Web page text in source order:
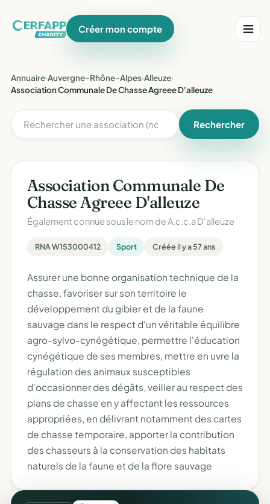
Créer mon compte
Annuaire›Auvergne-Rhône-Alpes›Alleuze›
Association Communale De Chasse Agreee D'alleuze
Rechercher
Association Communale De
Chasse Agreee D'alleuze
Également connue sous le nom deA.c.c.a D'alleuze
RNA W153000412 Sport Créée il y a 57 ans
Assurer une bonne organisation technique de la
chasse, favoriser sur son territoire le
développement du gibier et de la faune
sauvage dans le respect d'un véritable équilibre
agro-sylvo-cynégétique, permettre l'éducation
cynégétique de ses membres, mettre en uvre la
régulation des animaux susceptibles
d'occasionner des dégâts, veiller au respect des
plans de chasse en y affectant les ressources
appropriées, en délivrant notamment des cartes
de chasse temporaire, apporter la contribution
des chasseurs à la conservation des habitats
naturels de la faune et de la flore sauvage